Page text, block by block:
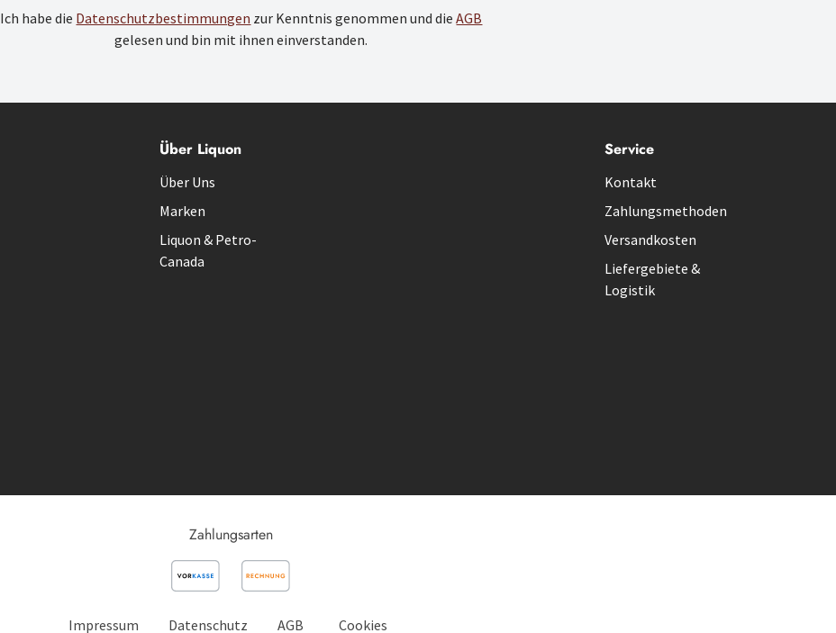
Ich habe die Datenschutzbestimmungen zur Kenntnis genommen und dieAGB
gelesen und bin mit ihnen einverstanden.
Über Liquon
Über Uns
Marken
Liquon & Petro-
Canada
Service
Kontakt
Zahlungsmethoden
Versandkosten
Liefergebiete &
Logistik
Zahlungsarten
Impressum Datenschutz AGB Cookies